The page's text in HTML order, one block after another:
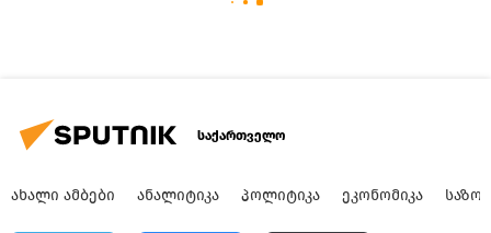
საქართველო
ᲐᲮᲐᲚᲘ ᲐᲛᲑᲔᲑᲘ ᲐᲜᲐᲚᲘᲢᲘᲙᲐ ᲞᲝᲚᲘᲢᲘᲙᲐ ᲔᲙᲝᲜᲝᲛᲘᲙᲐ